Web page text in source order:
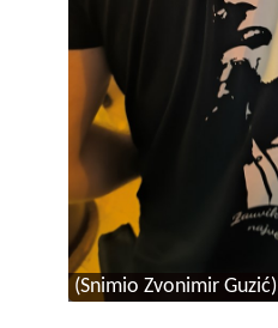
(Snimio Zvonimir Guzić)